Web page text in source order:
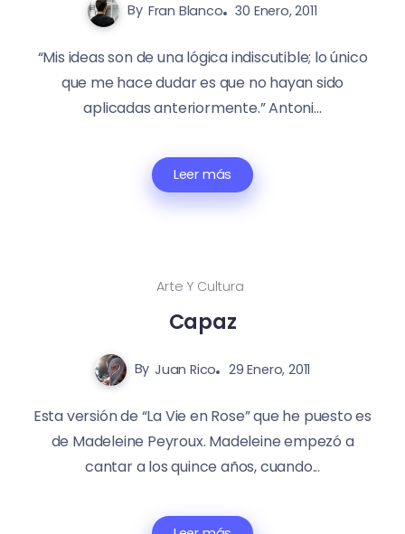
By Fran Blanco 30 Enero, 2011
“Mis ideas son de una lógica indiscutible; lo único
que me hace dudar es que no hayan sido
aplicadas anteriormente.” Antoni...
Leer más
Arte Y Cultura
Capaz
By Juan Rico 29 Enero, 2011
Esta versión de “La Vie en Rose” que he puesto es
de Madeleine Peyroux. Madeleine empezó a
cantar a los quince años, cuando...